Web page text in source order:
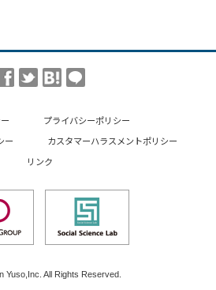
プライバシーポリシー
ー
カスタマーハラスメントポリシー
リンク
Yuso,Inc. All Rights Reserved.